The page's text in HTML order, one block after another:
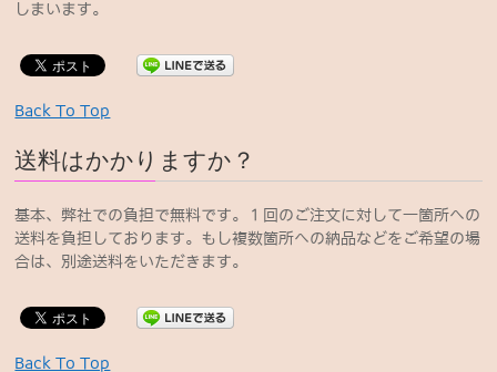
しまいます。
Back To Top
送料はかかりますか？
基本、弊社での負担で無料です。１回のご注文に対して一箇所への
送料を負担しております。もし複数箇所への納品などをご希望の場
合は、別途送料をいただきます。
Back To Top